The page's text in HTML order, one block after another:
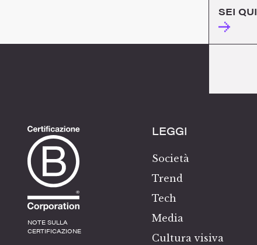
SEI QUI
NOTE SULLA
CERTIFICAZIONE
LEGGI
Società
Trend
Tech
Media
Cultura visiva